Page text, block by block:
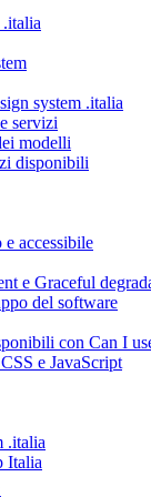
system .italia
servizi
modelli
disponibili
accessibile
e Graceful
del software
con Can I
e JavaScript
.italia
Italia